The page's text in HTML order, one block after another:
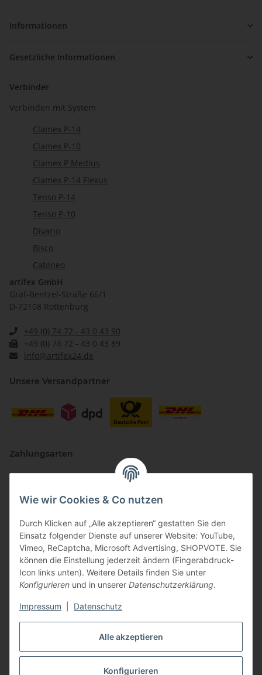
Alle akzeptieren
Konfigurieren
Wie wir Cookies & Co nutzen
Durch Klicken auf „Alle akzeptieren“ gestatten Sie den
Einsatz folgender Dienste auf unserer Website: YouTube,
Vimeo, ReCaptcha, Microsoft Advertising, SHOPVOTE. Sie
können die Einstellung jederzeit ändern (Fingerabdruck-
Icon links unten). Weitere Details finden Sie unter
Konfigurieren und in unserer Datenschutzerklärung.
Impressum Datenschutz
Informationen
Gesetzliche Informationen
Verbinder
Verbinden mit System
Clamex P-14
Clamex P-10
Clamex P Medius
Clamex P-14 Flexus
Tenso P-14
Tenso P-10
Divario
Bisco
Cabineo
artifex GmbH
Graf-Bentzel-Straße 66/1
D-72108 Rottenburg
+49 (0) 74 72 - 43 0 43 90
+49 (0) 74 72 - 43 0 43 89
info@artifex24.de
Unsere Versandpartner
Zahlungsarten
Vertriebspartner